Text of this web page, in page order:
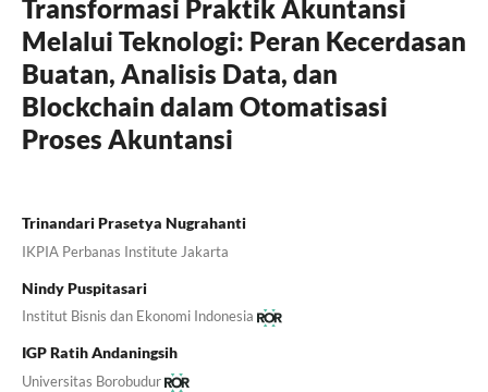
Transformasi Praktik Akuntansi
Melalui Teknologi: Peran Kecerdasan
Buatan, Analisis Data, dan
Blockchain dalam Otomatisasi
Proses Akuntansi
Trinandari Prasetya Nugrahanti
IKPIA Perbanas Institute Jakarta
Nindy Puspitasari
Institut Bisnis dan Ekonomi Indonesia
IGP Ratih Andaningsih
Universitas Borobudur